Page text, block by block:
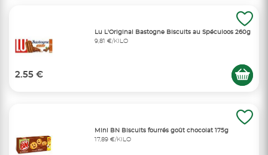
Lu L'Original Bastogne Biscuits au Spéculoos 260g
9,81 €/KILO
2.55 €
Mini BN Biscuits fourrés goût chocolat 175g
17,89 €/KILO